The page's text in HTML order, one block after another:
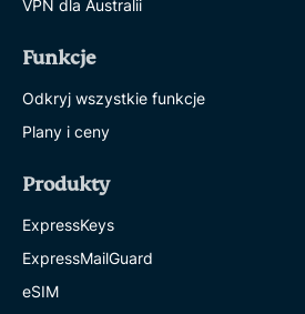
VPN dla Australii
Funkcje
Odkryj wszystkie funkcje
Plany i ceny
Produkty
ExpressKeys
ExpressMailGuard
eSIM